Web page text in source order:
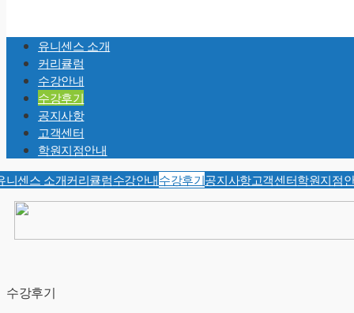
Menu유니센스 소개
커리큘럼
수강안내
수강후기
공지사항
고객센터
학원지점안내
니센스 소개커리큘럼수강안내수강후기공지사항고객센터학원지점
수강후기